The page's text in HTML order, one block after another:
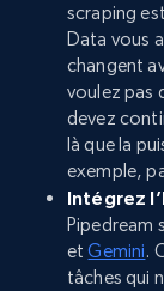
scraping
Data vous
changent
voulez pas
devez
là que la
exemple,
Intégrez
Pipedream
etGemini.
tâches qui